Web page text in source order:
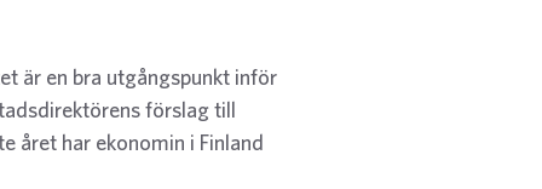
är en bra utgångspunkt inför
förslag till
året har ekonomin i Finland